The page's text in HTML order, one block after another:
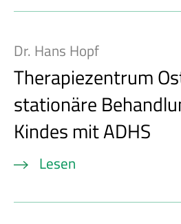
Dr. Hans Hopf
Therapiezentrum
stationäre
Kindes mit ADHS
Lesen